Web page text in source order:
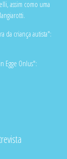
assim como uma
da criança autista":
Egge Onlus":